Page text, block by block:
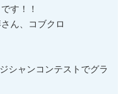
す！！
ん、コブクロ
シャンコンテストでグラ